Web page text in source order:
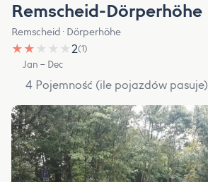
Remscheid-Dörperhöhe
Remscheid · Dörperhöhe
★ ★ ★ ★ ★2(1)
Jan – Dec
4 Pojemność (ile pojazdów pasuje)